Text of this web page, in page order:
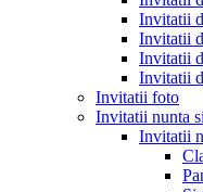
Invitatii
Invitatii
Invitatii
Invitatii
Invitatii foto
Invitatii nunta
Invitatii